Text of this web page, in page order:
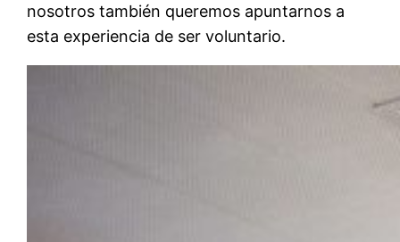
nosotros también queremos apuntarnos a
esta experiencia de ser voluntario.